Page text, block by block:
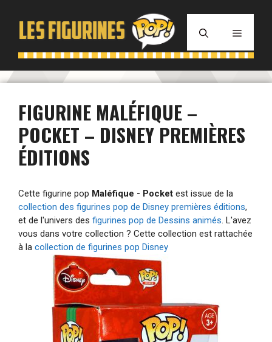
contenu
MENU
FIGURINE MALÉFIQUE –
POCKET – DISNEY PREMIÈRES
ÉDITIONS
Cette figurine pop Maléfique - Pocket est issue de la
collection des figurines pop de Disney premières éditions,
et de l'univers des figurines pop de Dessins animés. L'avez
vous dans votre collection ? Cette collection est rattachée
à la collection de figurines pop Disney